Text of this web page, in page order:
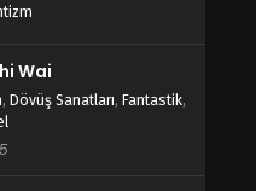
Wai
, Dövüş Sanatları, Fantastik,